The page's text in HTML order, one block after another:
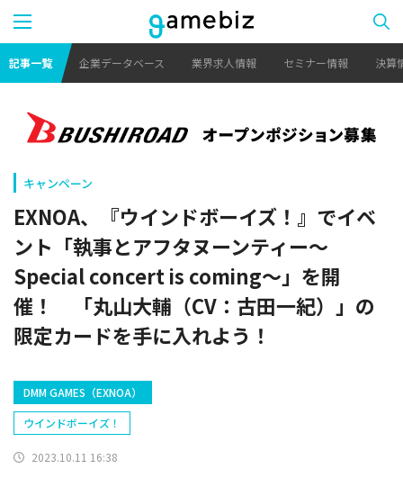
記事一覧 企業データベース 業界求人情報 セミナー情報 決算
キャンペーン
EXNOA、『ウインドボーイズ！』でイベ
ント「執事とアフタヌーンティー～
Special concert is coming～」を開
催！ 「丸山大輔（CV：古田一紀）」の
限定カードを手に入れよう！
DMM GAMES（EXNOA）
ウインドボーイズ！
2023.10.11 16:38